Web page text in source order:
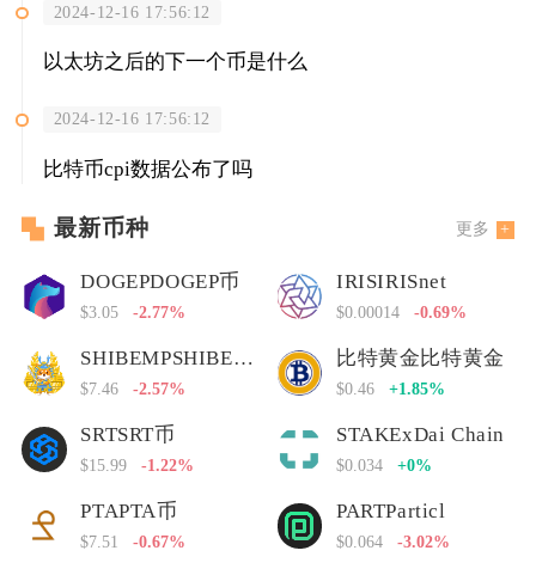
2024-12-16 17:56:12
以太坊之后的下一个币是什么
2024-12-16 17:56:12
比特币cpi数据公布了吗
最新币种 更多
DOGEPDOGEP币
$3.05 -2.77%
IRISIRISnet
$0.00014 -0.69%
SHIBEMPSHIBEMP币
$7.46 -2.57%
比特黄金比特黄金
$0.46 +1.85%
SRTSRT币
$15.99 -1.22%
STAKExDai Chain
$0.034 +0%
PTAPTA币
$7.51 -0.67%
PARTParticl
$0.064 -3.02%